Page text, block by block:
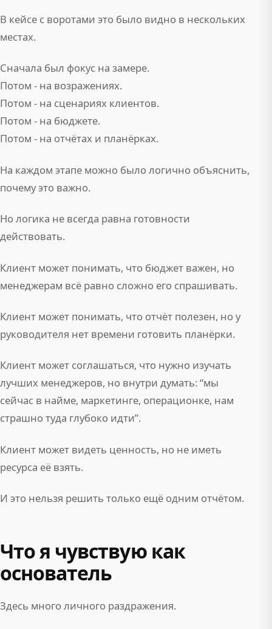
В кейсе с воротами это было видно в нескольких
местах.
Сначала был фокус на замере.
Потом - на возражениях.
Потом - на сценариях клиентов.
Потом - на бюджете.
Потом - на отчётах и планёрках.
На каждом этапе можно было логично объяснить,
почему это важно.
Но логика не всегда равна готовности
действовать.
Клиент может понимать, что бюджет важен, но
менеджерам всё равно сложно его спрашивать.
Клиент может понимать, что отчёт полезен, но у
руководителя нет времени готовить планёрки.
Клиент может соглашаться, что нужно изучать
лучших менеджеров, но внутри думать: “мы
сейчас в найме, маркетинге, операционке, нам
страшно туда глубоко идти”.
Клиент может видеть ценность, но не иметь
ресурса её взять.
И это нельзя решить только ещё одним отчётом.
Что я чувствую как
основатель
Здесь много личного раздражения.